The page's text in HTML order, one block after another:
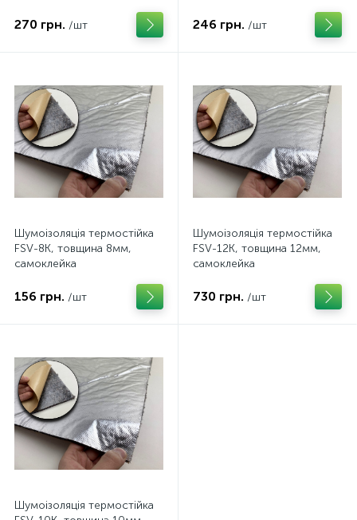
270 грн. /шт 246 грн. /шт
Шумоізоляція термостійка
FSV-8K, товщина 8мм,
самоклейка
156 грн. /шт
Шумоізоляція термостійка
FSV-12K, товщина 12мм,
самоклейка
730 грн. /шт
Шумоізоляція термостійка